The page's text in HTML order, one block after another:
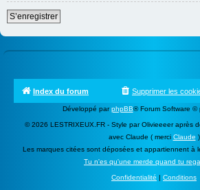
S’enregistrer
Index du forum Supprimer les
Développé parphpBB® Forum Software ©
© 2026 LESTRIXEUX.FR - Style par Olivieeeer après
avec Claude ( merci Claude )
Les marques citées sont déposées et appartiennent à
Tu n'es qu'une merde quand tu
Confidentialité | Conditions